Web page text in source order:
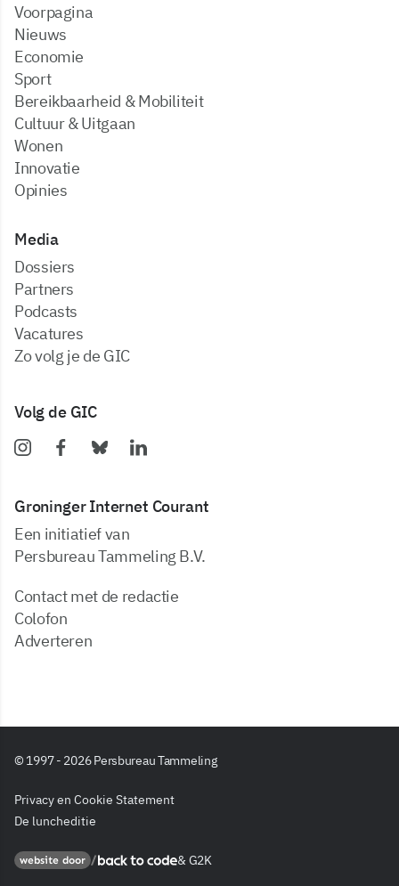
Voorpagina
Nieuws
Economie
Sport
Bereikbaarheid & Mobiliteit
Cultuur & Uitgaan
Wonen
Innovatie
Opinies
Media
dossiers
partners
podcasts
vacatures
zo volg je de GIC
Volg de GIC
Groninger Internet Courant
Een initiatief van
Persbureau Tammeling B.V.
Contact met de redactie
Colofon
Adverteren
© 1997 - 2026 Persbureau Tammeling
Privacy en Cookie Statement
De luncheditie
website doorBack to code & G2K